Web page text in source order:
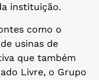
instituição.
como o
usinas de
que também
Livre, o Grupo